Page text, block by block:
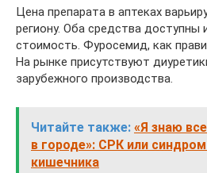
Цена препарата в аптеках
региону. Оба средства доступны
стоимость. Фуросемид, как
На рынке присутствуют
зарубежного производства.
Читайте также: «Я знаю
в городе»: СРК или
кишечника